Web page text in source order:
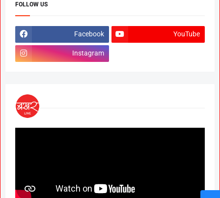
FOLLOW US
Facebook YouTube
Instagram